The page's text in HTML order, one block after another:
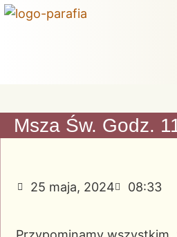
Msza Św. Godz.
25 maja, 2024 08:33